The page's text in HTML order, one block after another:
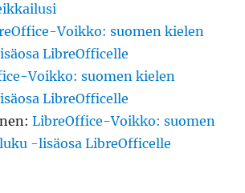
Voikko: suomen kielen
LibreOfficelle
Voikko: suomen kielen
LibreOfficelle
:LibreOffice-Voikko: suomen
-lisäosa LibreOfficelle